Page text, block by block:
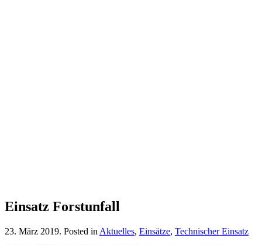
Einsatz Forstunfall
23. März 2019. Posted in Aktuelles, Einsätze, Technischer Einsatz